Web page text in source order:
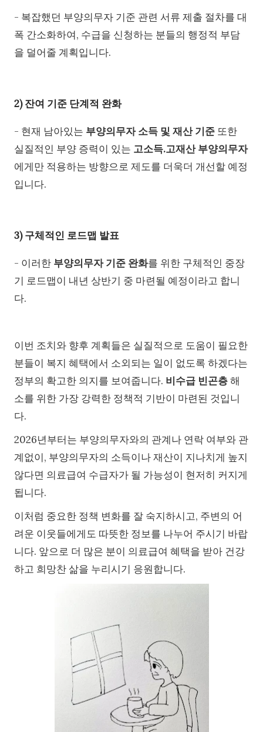
- 복잡했던 부양의무자 기준 관련 서류 제출 절차를 대
폭 간소화하여, 수급을 신청하는 분들의 행정적 부담
을 덜어줄 계획입니다.
2) 잔여 기준 단계적 완화
- 현재 남아있는 부양의무자 소득 및 재산 기준 또한
실질적인 부양 증력이 있는 고소득.고재산 부양의무자
에게만 적용하는 방향으로 제도를 더욱더 개선할 예정
입니다.
3) 구체적인 로드맵 발표
- 이러한 부양의무자 기준 완화를 위한 구체적인 중장
기 로드맵이 내년 상반기 중 마련될 예정이라고 합니
다.
이번 조치와 향후 계획들은 실질적으로 도움이 필요한
분들이 복지 혜택에서 소외되는 일이 없도록 하겠다는
정부의 확고한 의지를 보여줍니다. 비수급 빈곤층해
소를 위한 가장 강력한 정책적 기반이 마련된 것입니
다.
2026년부터는 부양의무자와의 관계나 연락 여부와 관
계없이, 부양의무자의 소득이나 재산이 지나치게 높지
않다면 의료급여 수급자가 될 가능성이 현저히 커지게
됩니다.
이처럼 중요한 정책 변화를 잘 숙지하시고, 주변의 어
려운 이웃들에게도 따뜻한 정보를 나누어 주시기 바랍
니다. 앞으로 더 많은 분이 의료급여 혜택을 받아 건강
하고 희망찬 삶을 누리시기 응원합니다.